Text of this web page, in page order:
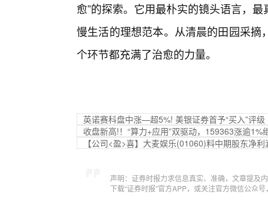
愈”的探索。它用最朴实的镜头语言，
慢生活的理想范本。从清晨的田园采
个环节都充满了治愈的力量。
英诺赛科盘中涨—超5%! 美银证券首予“买入”评级
收盘新高!！“算力+应用”双驱动，159363涨逾
【公司<盈>喜】大麦娱乐(01060)料中期股东净
声明：证券时报力求信息真实、准确，文章提及
下载“证券时报”官方APP，或关注官方微信公众